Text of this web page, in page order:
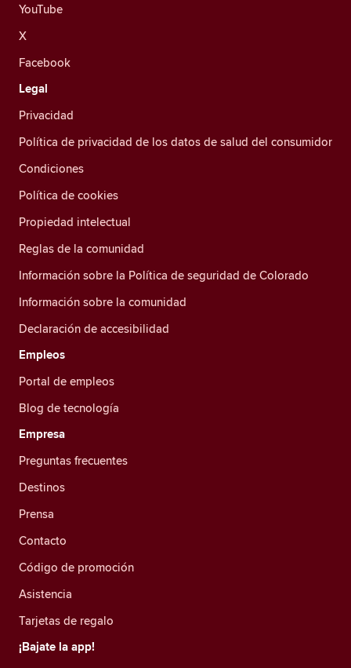
YouTube
X
Facebook
Legal
Privacidad
Política de privacidad de los datos de salud del consumidor
Condiciones
Política de cookies
Propiedad intelectual
Reglas de la comunidad
Información sobre la Política de seguridad de Colorado
Información sobre la comunidad
Declaración de accesibilidad
Empleos
Portal de empleos
Blog de tecnología
Empresa
Preguntas frecuentes
Destinos
Prensa
Contacto
Código de promoción
Asistencia
Tarjetas de regalo
¡Bajate la app!